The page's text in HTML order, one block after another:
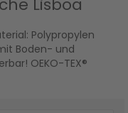
Lisboa
Polypropylen
Boden- und
OEKO-TEX®